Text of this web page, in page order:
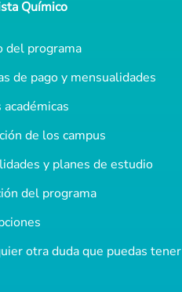
Químico
del programa
de pago y mensualidades
académicas
de los campus
y planes de estudio
del programa
otra duda que puedas tener